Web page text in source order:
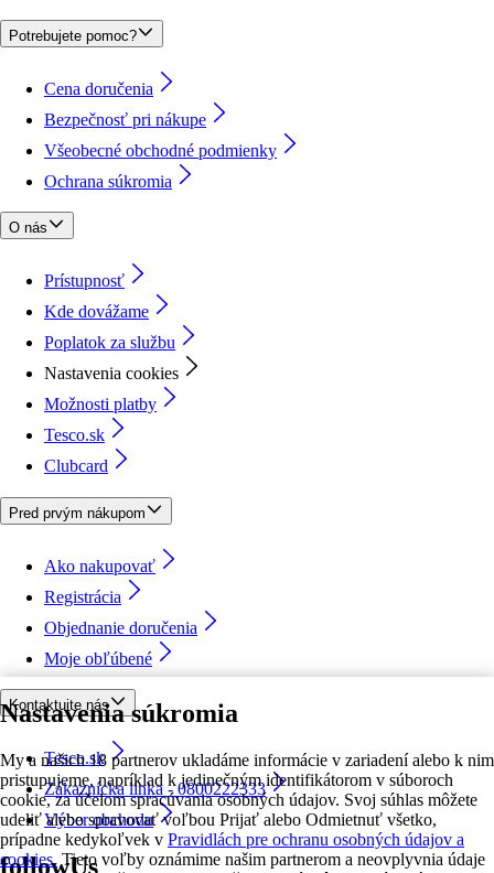
Nastavenia súkromia
My a našich 18 partnerov ukladáme informácie v zariadení alebo k nim
pristupujeme, napríklad k jedinečným identifikátorom v súboroch
cookie, za účelom spracúvania osobných údajov. Svoj súhlas môžete
udeliť alebo spravovať voľbou Prijať alebo Odmietnuť všetko,
prípadne kedykoľvek v Pravidlách pre ochranu osobných údajov a
cookies. Tieto voľby oznámime našim partnerom a neovplyvnia údaje
Potrebujete pomoc?
Cena doručenia
Bezpečnosť pri nákupe
Všeobecné obchodné podmienky
Ochrana súkromia
O nás
Prístupnosť
Kde dovážame
Poplatok za službu
Nastavenia cookies
Možnosti platby
Tesco.sk
Clubcard
Pred prvým nákupom
Ako nakupovať
Registrácia
Objednanie doručenia
Moje obľúbené
Kontaktujte nás
Tesco.sk
Zákaznícka linka - 0800222333
Výber obchodu
followUs